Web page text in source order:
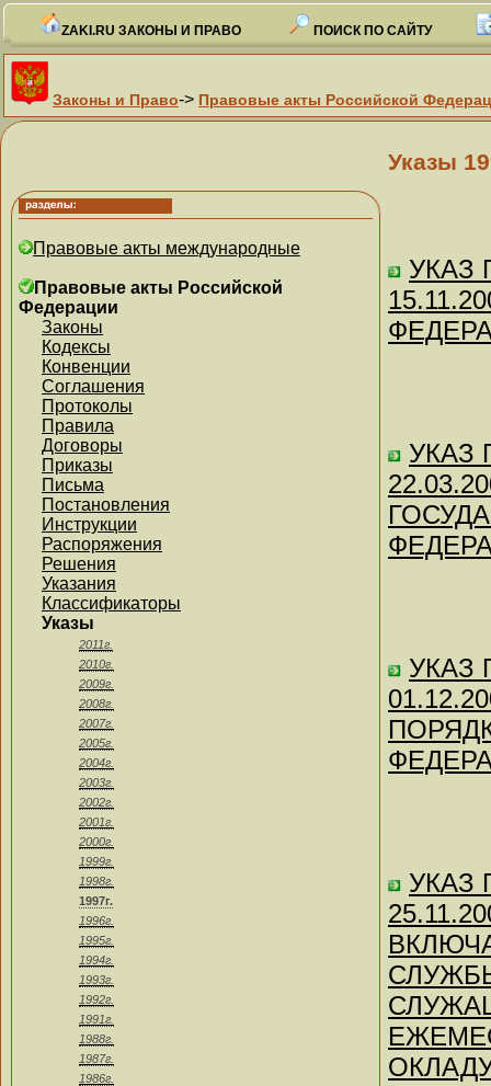
ZAKI.RU ЗАКОНЫ И ПРАВО ПОИСК ПО САЙТУ
Законы и Право-> Правовые акты Российской
Правовые акты международные
Правовые акты Российской
Федерации
Законы
Кодексы
Конвенции
Соглашения
Протоколы
Правила
Договоры
Приказы
Письма
Постановления
Инструкции
Распоряжения
Решения
Указания
Классификаторы
Указы
2011г.
2010г.
2009г.
2008г.
2007г.
2005г.
2004г.
2003г.
2002г.
2001г.
2000г.
1999г.
1998г.
1997г.
1996г.
1995г.
1994г.
1993г.
1992г.
1991г.
1988г.
1987г.
1986г.
Указы
УКАЗ
УКАЗ
УКАЗ
УКАЗ